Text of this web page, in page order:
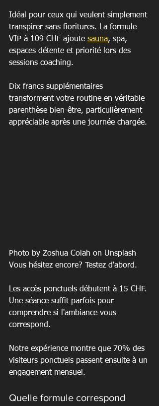
Idéal pour ceux qui veulent simplement
transpirer sans fioritures. La formule
VIP à 109 CHF ajoute sauna, spa,
espaces détente et priorité lors des
sessions coaching.
Dix francs supplémentaires
transforment votre routine en véritable
parenthèse bien-être, particulièrement
appréciable après une journée chargée.
Photo by Zoshua Colah on Unsplash
Vous hésitez encore? Testez d'abord.
Les accès ponctuels débutent à 15 CHF.
Une séance suffit parfois pour
comprendre si l'ambiance vous
correspond.
Notre expérience montre que 70% des
visiteurs ponctuels passent ensuite à un
engagement mensuel.
Quelle formule correspond